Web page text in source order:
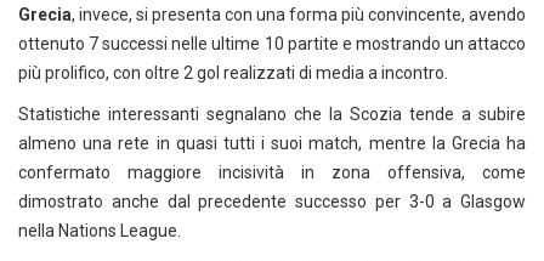
Grecia, invece, si presenta con una forma più convincente, avendo
ottenuto 7 successi nelle ultime 10 partite e mostrando un attacco
più prolifico, con oltre 2 gol realizzati di media a incontro.
Statistiche interessanti segnalano che la Scozia tende a subire
almeno una rete in quasi tutti i suoi match, mentre la Grecia ha
confermato maggiore incisività in zona offensiva, come
dimostrato anche dal precedente successo per 3-0 a Glasgow
nella Nations League.